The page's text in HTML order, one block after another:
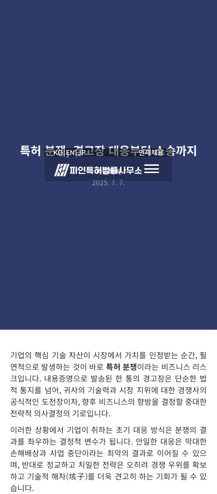
KO|EN|JP 인재채용
특허 분쟁, 경고장 대응부터 소송까지
파인특허
2025. 7. 7.
기업의 핵심 기술 자산이 시장에서 가치를 인정받는 순간, 필
연적으로 발생하는 것이 바로 특허 분쟁이라는 비즈니스 리스
크입니다. 내용증명으로 발송된 한 통의 경고장은 단순한 법
적 통지를 넘어, 귀사의 기술력과 시장 지위에 대한 경쟁사의
공식적인 도전장이자, 향후 비즈니스의 향방을 결정할 중대한
전략적 의사결정의 기로입니다.
이러한 상황에서 기업이 취하는 초기 대응 방식은 분쟁의 결
과를 좌우하는 결정적 변수가 됩니다. 안일한 대응은 막대한
손해배상과 사업 중단이라는 최악의 결과로 이어질 수 있으
며, 반대로 정교하고 치밀한 전략은 오히려 경쟁 우위를 확보
하고 기술적 해자(垓子)를 더욱 견고히 하는 기회가 될 수 있
습니다.